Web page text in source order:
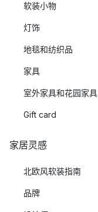
软装小物
灯饰
地毯和纺织品
家具
室外家具和花园家具
Gift card
家居灵感
北欧风软装指南
品牌